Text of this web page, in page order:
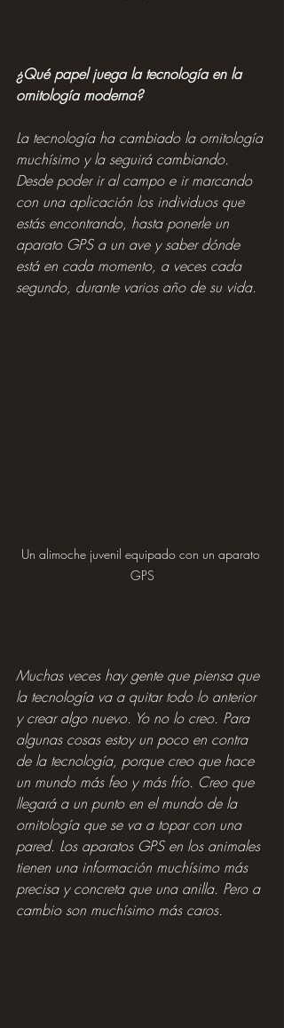
¿Qué papel juega la tecnología en la
ornitología moderna?
La tecnología ha cambiado la ornitología
muchísimo y la seguirá cambiando.
Desde poder ir al campo e ir marcando
con una aplicación los individuos que
estás encontrando, hasta ponerle un
aparato GPS a un ave y saber dónde
está en cada momento, a veces cada
segundo, durante varios año de su vida.
Un alimoche juvenil equipado con un aparato
GPS
Muchas veces hay gente que piensa que
la tecnología va a quitar todo lo anterior
y crear algo nuevo. Yo no lo creo. Para
algunas cosas estoy un poco en contra
de la tecnología, porque creo que hace
un mundo más feo y más frío. Creo que
llegará a un punto en el mundo de la
ornitología que se va a topar con una
pared. Los aparatos GPS en los animales
tienen una información muchísimo más
precisa y concreta que una anilla. Pero a
cambio son muchísimo más caros.